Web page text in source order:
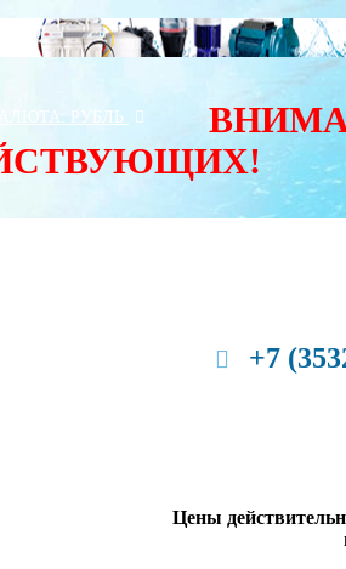
РУБЛЬ
+7
Цены